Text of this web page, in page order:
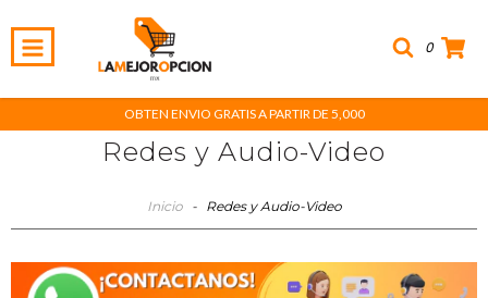
0
OBTEN ENVIO GRATIS A PARTIR DE 5,000
Redes y Audio-Video
Inicio - Redes y Audio-Video